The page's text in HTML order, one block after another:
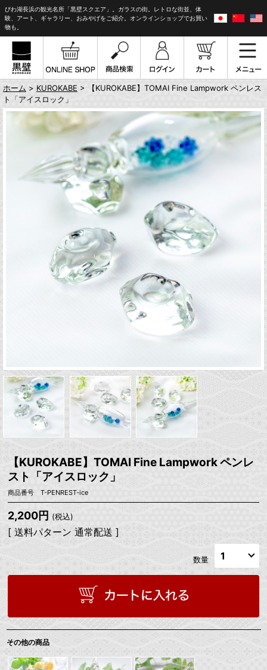
びわ湖長浜の観光名所「黒壁スクエア」。ガラスの街。レトロな街並、体
験、アート、ギャラリー、おみやげをご紹介。オンラインショップでお買い
物も。
ホーム > KUROKABE > 【KUROKABE】TOMAI Fine Lampwork ペンレス
ト「アイスロック」
【KUROKABE】TOMAI Fine Lampwork ペンレ
スト「アイスロック」
商品番号 T-PENREST-ice
2,200円 (税込)
[ 送料パターン 通常配送 ]
数量
その他の商品